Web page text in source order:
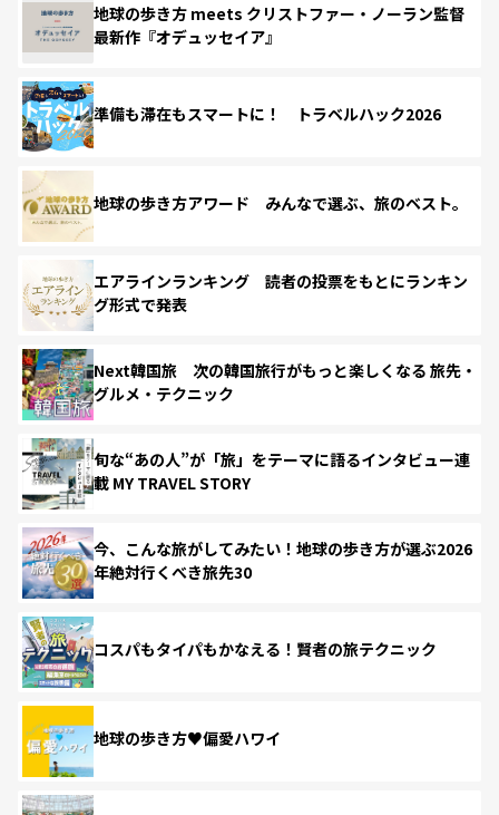
地球の歩き方 meets クリストファー・ノーラン監督
最新作『オデュッセイア』
準備も滞在もスマートに！ トラベルハック2026
地球の歩き方アワード みんなで選ぶ、旅のベスト。
エアラインランキング 読者の投票をもとにランキン
グ形式で発表
Next韓国旅 次の韓国旅行がもっと楽しくなる 旅先・
グルメ・テクニック
旬な“あの人”が「旅」をテーマに語るインタビュー連
載 MY TRAVEL STORY
今、こんな旅がしてみたい！地球の歩き方が選ぶ2026
年絶対行くべき旅先30
コスパもタイパもかなえる！賢者の旅テクニック
地球の歩き方♥偏愛ハワイ